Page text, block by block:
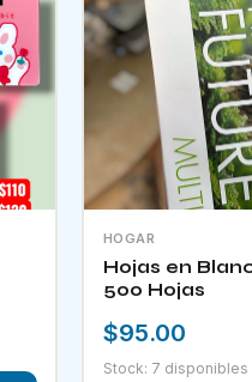
HOGAR
Hojas en
500 Hojas
$95.00
Stock: 7 disponibles